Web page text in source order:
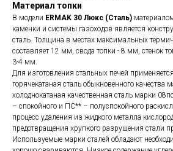
Материал топки
В модели ERMAK 30 Люкс (Сталь)
каменки и системы газоходов является
сталь. Толщина в местах максимальных
составляет 12 мм, свода топки - 8 мм, стенок
3-4 мм.
Для изготовления стальных печей
горячекатаная сталь обыкновенного качества
холоднокатаная качественная сталь марки
– спокойного и ПС** – полуспокойного
процесс удаления из жидкого металла
предотвращения хрупкого разрушения стали
Используемые марки сталей обладают